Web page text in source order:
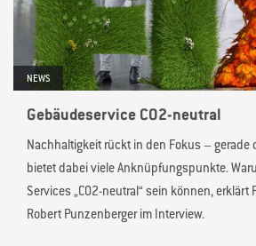
NEWS
Gebäudeservice CO2-neutral
Nachhaltigkeit rückt in den Fokus – gerade
bietet dabei viele Anknüpfungspunkte.
Services „CO2-neutral“ sein können, erklärt
Robert Punzenberger im Interview.